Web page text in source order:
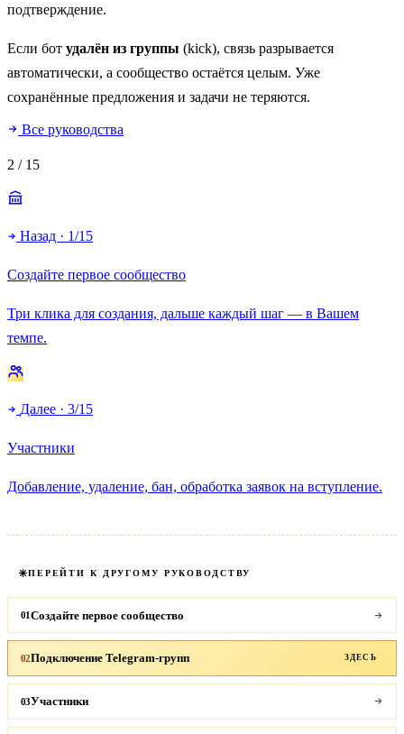
подтверждение.
Если бот удалён из группы (kick), связь разрывается
автоматически, а сообщество остаётся целым. Уже
сохранённые предложения и задачи не теряются.
Все руководства
2 / 15
Назад · 1/15
Создайте первое сообщество
Три клика для создания, дальше каждый шаг — в Вашем
темпе.
Далее · 3/15
Участники
Добавление, удаление, бан, обработка заявок на вступление.
ПЕРЕЙТИ К ДРУГОМУ РУКОВОДСТВУ
01Создайте первое сообщество
02Подключение Telegram-групп ЗДЕСЬ
03Участники